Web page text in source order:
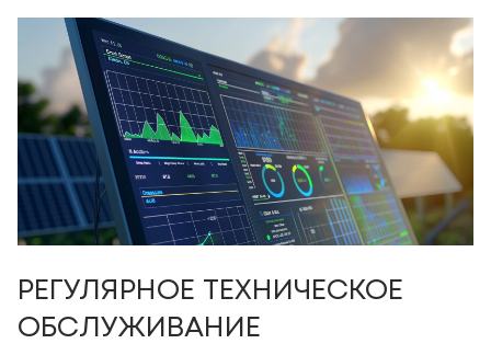
РЕГУЛЯРНОЕ ТЕХНИЧЕСКОЕ
ОБСЛУЖИВАНИЕ